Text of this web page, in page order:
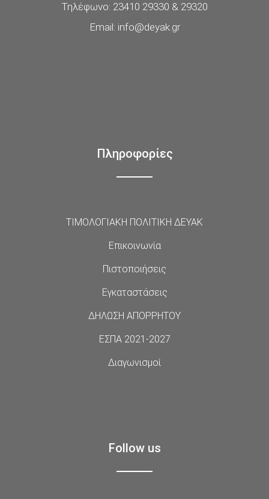
Τηλέφωνο: 23410 29330 & 29320
Email: info@deyak.gr
Πληροφορίες
ΤΙΜΟΛΟΓΙΑΚΗ ΠΟΛΙΤΙΚΗ ΔΕΥΑΚ
Επικοινωνία
Πιστοποιήσεις
Εγκαταστάσεις
ΔΗΛΩΣΗ ΑΠΟΡΡΗΤΟΥ
ΕΣΠΑ 2021-2027
Διαγωνισμοί
Follow us